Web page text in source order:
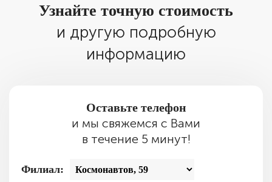
Узнайте точную стоимость
и другую подробную
информацию
Оставьте телефон
и мы свяжемся с Вами
в течение 5 минут!
Филиал: